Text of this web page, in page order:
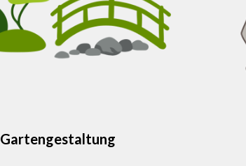
Gartengestaltung